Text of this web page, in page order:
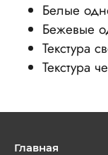
Белые
Бежевые
Текстура
Текстура
Главная